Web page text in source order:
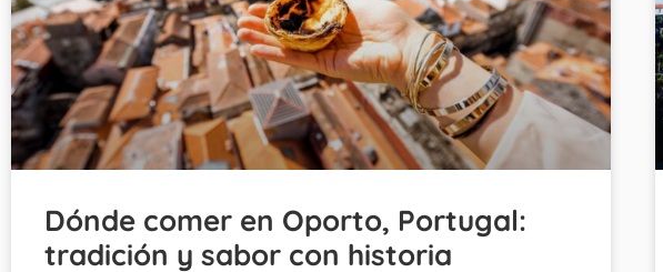
Dónde comer en Oporto, Portugal:
tradición y sabor con historia